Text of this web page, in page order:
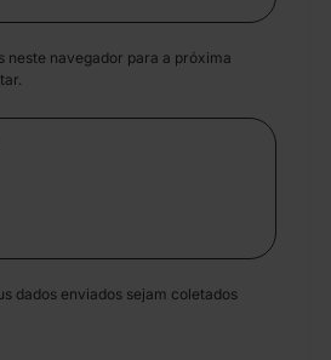
neste navegador para a próxima
dados enviados sejam coletados